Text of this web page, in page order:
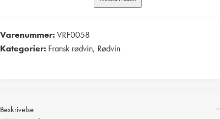
Varenummer: VRF0058
Kategorier: Fransk rødvin, Rødvin
Beskrivelse